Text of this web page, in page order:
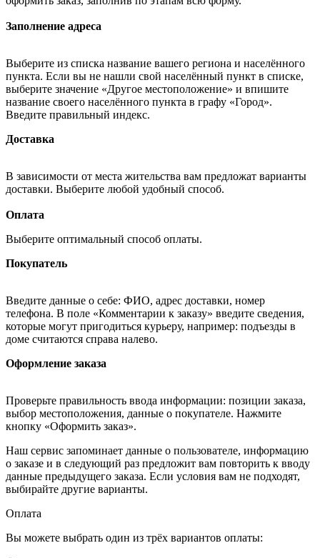
Заполнение адреса
Выберите из списка название вашего региона и населённого
пункта. Если вы не нашли свой населённый пункт в списке,
выберите значение «Другое местоположение» и впишите
название своего населённого пункта в графу «Город».
Введите правильный индекс.
Доставка
В зависимости от места жительства вам предложат варианты
доставки. Выберите любой удобный способ.
Оплата
Выберите оптимальный способ оплаты.
Покупатель
Введите данные о себе: ФИО, адрес доставки, номер
телефона. В поле «Комментарии к заказу» введите сведения,
которые могут пригодиться курьеру, например: подъезды в
доме считаются справа налево.
Оформление заказа
Проверьте правильность ввода информации: позиции заказа,
выбор местоположения, данные о покупателе. Нажмите
кнопку «Оформить заказ».
Наш сервис запоминает данные о пользователе, информацию
о заказе и в следующий раз предложит вам повторить к вводу
данные предыдущего заказа. Если условия вам не подходят,
выбирайте другие варианты.
Оплата
Вы можете выбрать один из трёх вариантов оплаты: